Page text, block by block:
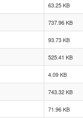
63.25 KB
737.96 KB
93.73 KB
525.41 KB
4.09 KB
743.32 KB
71.96 KB